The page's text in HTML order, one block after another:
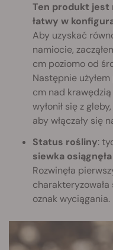
Ten produkt jest
łatwy w
Aby uzyskać
namiocie,
cm poziomo od
Następnie
cm nad
wyłonił się z
aby włączały się
Status rośliny:
siewka
Rozwinęła
oznak wyciągania.